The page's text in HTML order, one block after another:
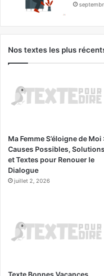
Nos textes les plus
Ma Femme S’éloigne de Moi :
Causes Possibles, Solutions
et Textes pour Renouer le
Dialogue
juillet 2, 2026